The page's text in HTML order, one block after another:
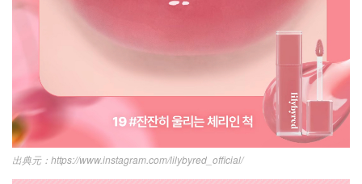
https://www.instagram.com/lilybyred_official/